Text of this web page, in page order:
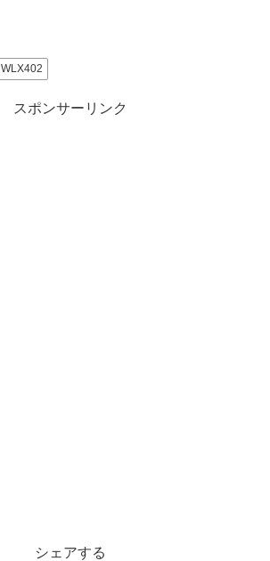
WLX402
スポンサーリンク
シェアする